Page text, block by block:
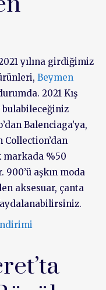
yılına girdiğimiz
Beymen
2021 Kış
Balenciaga’ya,
Collection’dan
markada %50
aşkın moda
aksesuar, çanta